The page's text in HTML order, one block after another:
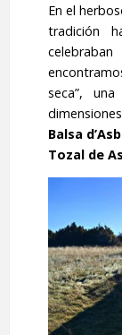
En el
tradición
seca”,
Balsa
Tozal de